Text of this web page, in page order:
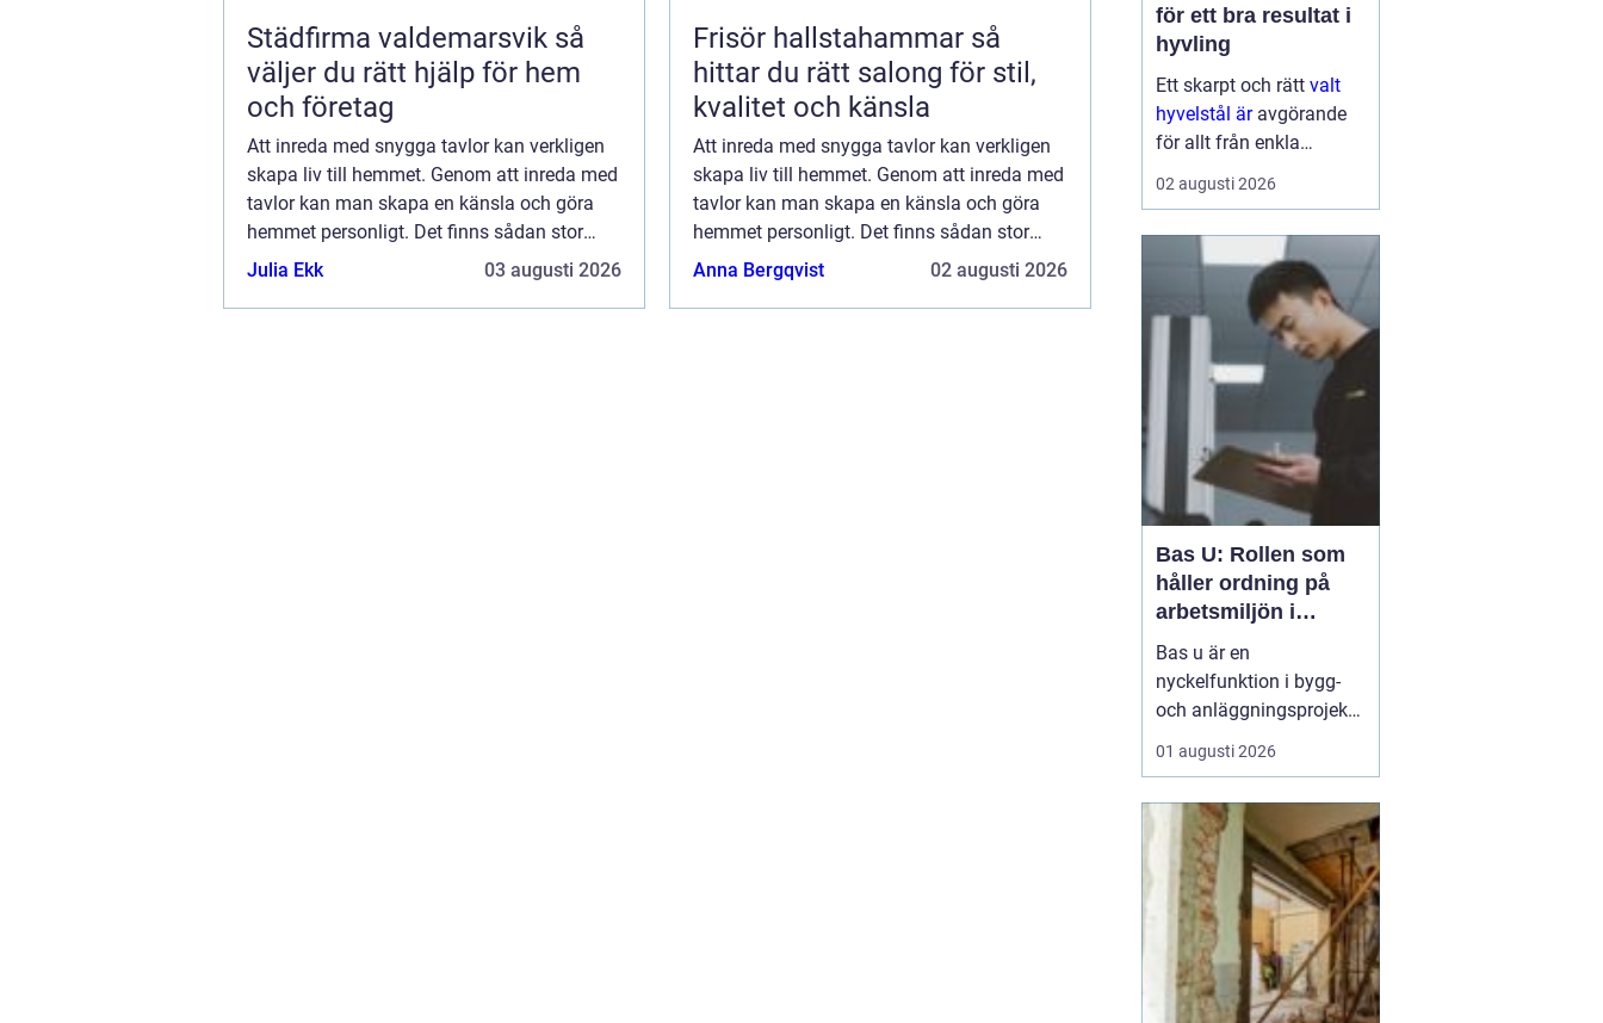
Städfirma valdemarsvik så
väljer du rätt hjälp för hem
och företag
Att inreda med snygga tavlor kan verkligen
skapa liv till hemmet. Genom att inreda med
tavlor kan man skapa en känsla och göra
hemmet personligt. Det finns sådan stor
variation bland tavlor att man enkelt kan
Julia Ekk 03 augusti 2026
Frisör hallstahammar så
hittar du rätt salong för stil,
kvalitet och känsla
Att inreda med snygga tavlor kan verkligen
skapa liv till hemmet. Genom att inreda med
tavlor kan man skapa en känsla och göra
hemmet personligt. Det finns sådan stor
variation bland tavlor att man enkelt kan
Anna Bergqvist 02 augusti 2026
för ett bra resultat i
hyvling
Ett skarpt och rätt valt
hyvelstål äravgörande
för allt från enkla
hobbyprojekt i
verkstaden till
sågverk och hyvlerier.
Ytan på virket,
maskinens effektivitet
02 augusti 2026
Bas U: Rollen som
håller ordning på
arbetsmiljön i
byggprojekt
Bas u är en
nyckelfunktion i bygg-
och anläggningsprojekt,
med ansvar för att
arbetsmiljöarbetet
utförandet. Genom att
samordna entreprenörer,
hålla arbetsmiljöplanen
levande och s&aum...
01 augusti 2026